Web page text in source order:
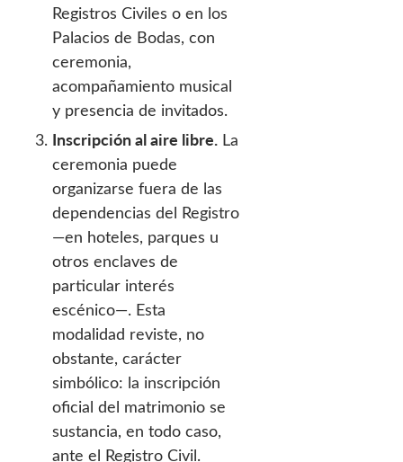
Registros Civiles o en los
Palacios de Bodas, con
ceremonia,
acompañamiento musical
y presencia de invitados.
Inscripción al aire libre. La
ceremonia puede
organizarse fuera de las
dependencias del Registro
—en hoteles, parques u
otros enclaves de
particular interés
escénico—. Esta
modalidad reviste, no
obstante, carácter
simbólico: la inscripción
oficial del matrimonio se
sustancia, en todo caso,
ante el Registro Civil.